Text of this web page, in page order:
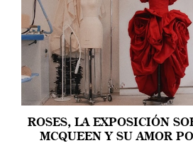
ROSES, LA EXPOSICIÓN
MCQUEEN Y SU AMOR